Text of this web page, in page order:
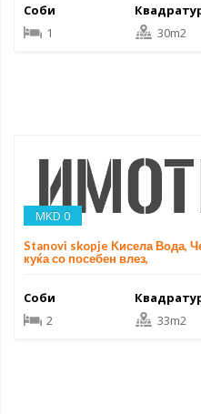
Соби
1
30m2
MKD 0
Stanovi skopje Kисела Вода,
куќа со посебен влез,
Соби
2
33m2